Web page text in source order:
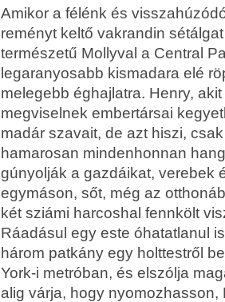
Amikor a félénk és
reményt keltő vakrandin
természetű Mollyval a Central
legaranyosabb kismadara elé
melegebb éghajlatra. Henry,
megviselnek embertársai
madár szavait, de azt hiszi,
hamarosan mindenhonnan
gúnyolják a gazdáikat, verebek
egymáson, sőt, még az
két sziámi harcoshal fennkölt
Ráadásul egy este óhatatlanul
három patkány egy holttestről
York-i metróban, és elszólja
alig várja, hogy nyomozhasson,